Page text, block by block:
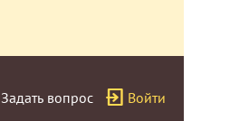
Задать вопрос Войти